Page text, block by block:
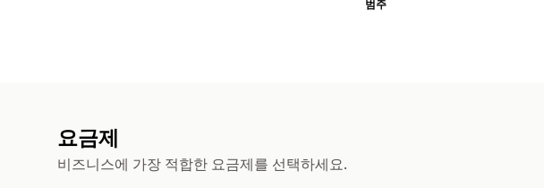
범주
요금제
비즈니스에 가장 적합한 요금제를 선택하세요.